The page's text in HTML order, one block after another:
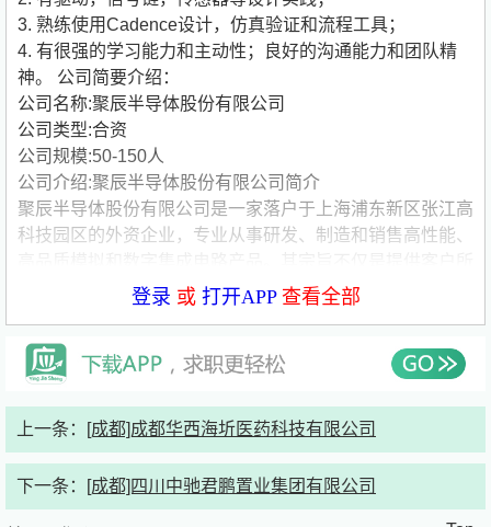
3. 熟练使用Cadence设计，仿真验证和流程工具；
4. 有很强的学习能力和主动性；良好的沟通能力和团队精
神。 公司简要介绍：
公司名称:聚辰半导体股份有限公司
公司类型:合资
公司规模:50-150人
公司介绍:聚辰半导体股份有限公司简介
聚辰半导体股份有限公司是一家落户于上海浦东新区张江高
科技园区的外资企业，专业从事研发、制造和销售高性能、
需要的元器件，同时也为客户提供应用完整的解决方案。
Solution，Inc.），聚辰的核心团队既有积累了一、二十年
国内外集成电路设计公司高层管理经验的经理人员，也有具
聚辰现有两条产品线EEPROM和MCU，同时正在大力研发
品线主要由SmartCard (智能卡) 组成。聚辰的产品远销世界
登录 或 打开APP查看全部
上一条： [成都]成都华西海圻医药科技有限公司
下一条： [成都]四川中驰君鹏置业集团有限公司